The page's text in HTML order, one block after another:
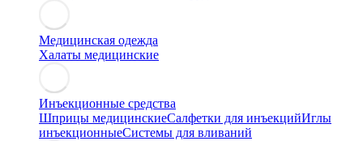
Медицинская одежда
Халаты медицинские
Инъекционные средства
Шприцы медицинскиеСалфетки для инъекцийИглы
инъекционныеСистемы для вливаний